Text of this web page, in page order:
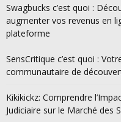
Swagbucks c’est quoi :
augmenter vos revenus en
plateforme
SensCritique c’est quoi :
communautaire de
Kikikickz: Comprendre
Judiciaire sur le Marché des